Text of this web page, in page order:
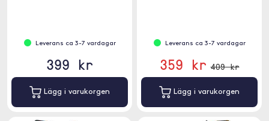
Leverans ca 3-7 vardagar
399 kr
Lägg i varukorgen
Leverans ca 3-7 vardagar
359 kr 409 kr
Lägg i varukorgen